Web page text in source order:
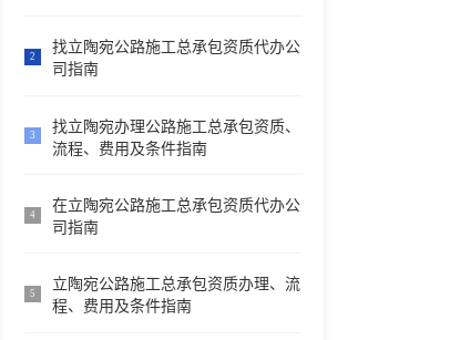
2
找立陶宛公路施工总承包资质代办公
司指南
3
找立陶宛办理公路施工总承包资质、
流程、费用及条件指南
4
在立陶宛公路施工总承包资质代办公
司指南
5
立陶宛公路施工总承包资质办理、流
程、费用及条件指南